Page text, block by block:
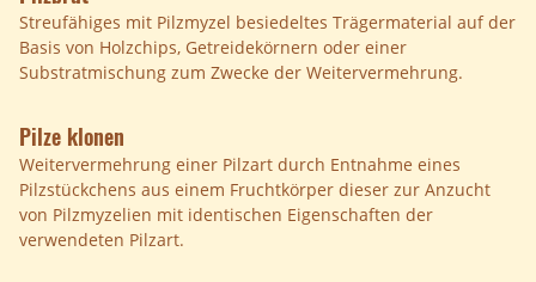
Streufähiges mit Pilzmyzel besiedeltes Trägermaterial auf der
Basis von Holzchips, Getreidekörnern oder einer
Substratmischung zum Zwecke der Weitervermehrung.
Pilze klonen
Weitervermehrung einer Pilzart durch Entnahme eines
Pilzstückchens aus einem Fruchtkörper dieser zur Anzucht
von Pilzmyzelien mit identischen Eigenschaften der
verwendeten Pilzart.